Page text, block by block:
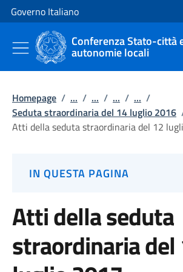
Vai al contenuto
Vai alla navigazione del sito
Governo Italiano
Conferenza Stato-città
autonomie locali
Homepage / ... / ... / ... / ... /
Seduta straordinaria del 14 luglio 2016
Atti della seduta straordinaria del 12
IN QUESTA PAGINA
Atti della seduta
straordinaria del